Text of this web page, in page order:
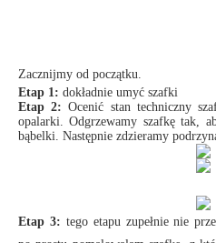
Zacznijmy od początku.
Etap 1: dokładnie umyć szafki
Etap 2: Ocenić stan techniczny
opalarki. Odgrzewamy szafkę tak,
bąbelki. Następnie zdzieramy
Etap 3: tego etapu zupełnie nie